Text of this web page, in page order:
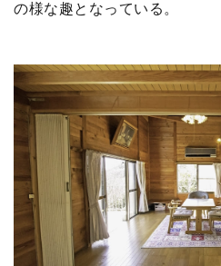
の様な趣となっている。